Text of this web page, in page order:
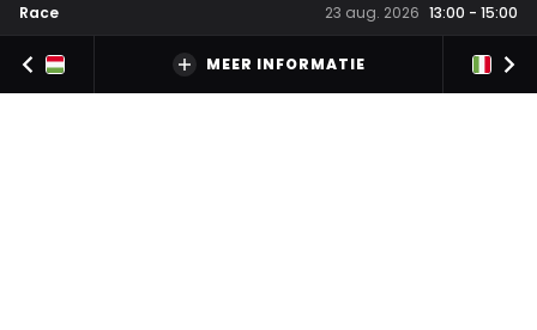
Race
23 aug. 2026 13:00 - 15:00
MEER INFORMATIE